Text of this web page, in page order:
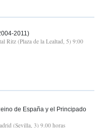
2011)
Ritz (Plaza de la Lealtad, 5) 9:00
de España y el Principado
(Sevilla, 3) 9.00 horas